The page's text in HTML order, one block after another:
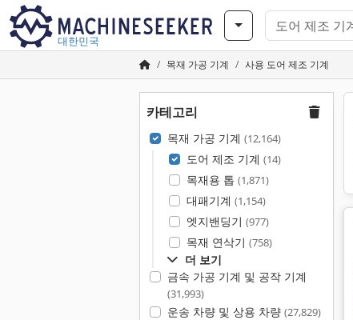
대한민국
목재 가공 기계 사용 도어 제조 기계
카테고리
목재 가공 기계 (12,164)
도어 제조 기계 (14)
목재용 톱 (1,871)
대패기계 (1,154)
엣지밴딩기 (977)
목재 연삭기 (758)
더 보기
금속 가공 기계 및 공작 기계
(31,993)
운송 차량 및 상용 차량 (27,829)